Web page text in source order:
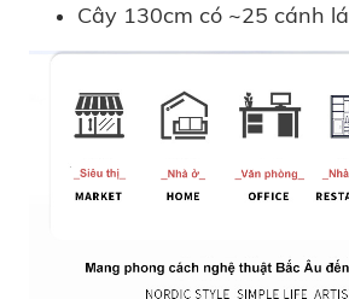
Cây 130cm có ~25 cánh lá